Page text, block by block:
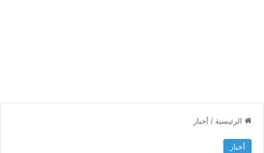
الرئيسية / أخبار
أخبار